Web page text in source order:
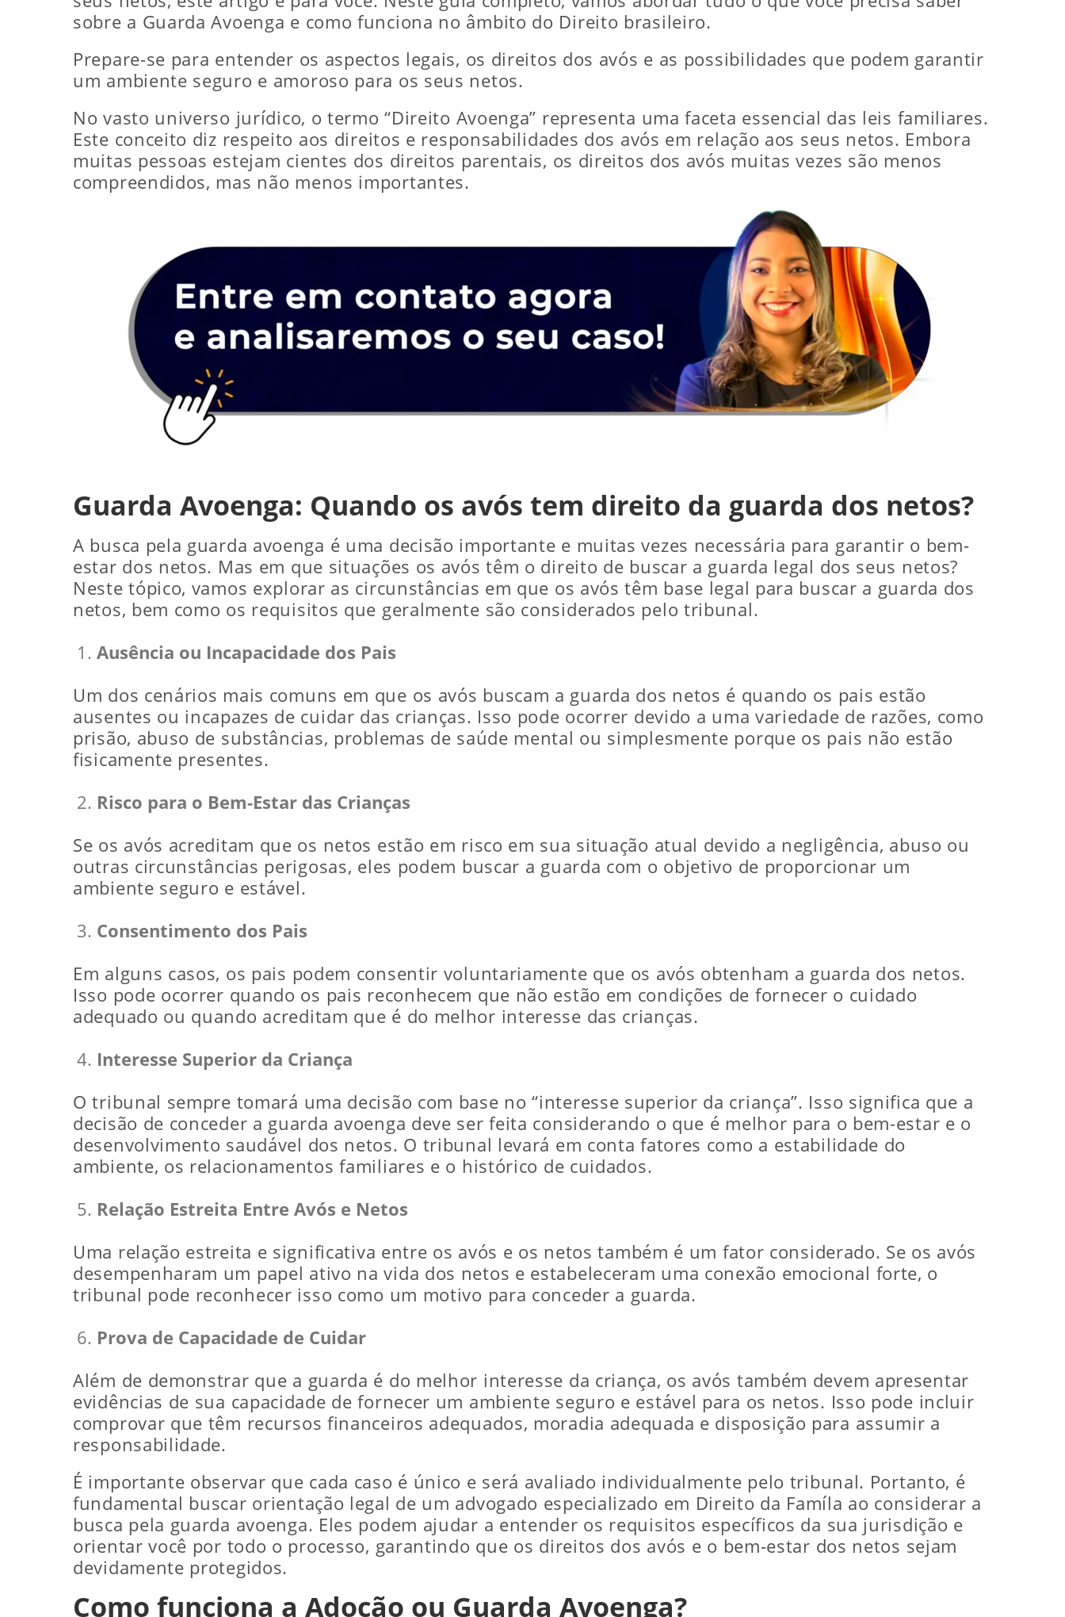
sobre a Guarda Avoenga e como funciona no âmbito do Direito brasileiro.
Prepare-se para entender os aspectos legais, os direitos dos avós e as possibilidades que podem garantir
um ambiente seguro e amoroso para os seus netos.
No vasto universo jurídico, o termo “Direito Avoenga” representa uma faceta essencial das leis familiares.
Este conceito diz respeito aos direitos e responsabilidades dos avós em relação aos seus netos. Embora
muitas pessoas estejam cientes dos direitos parentais, os direitos dos avós muitas vezes são menos
compreendidos, mas não menos importantes.
Guarda Avoenga: Quando os avós tem direito da guarda dos netos?
A busca pela guarda avoenga é uma decisão importante e muitas vezes necessária para garantir o bem-
estar dos netos. Mas em que situações os avós têm o direito de buscar a guarda legal dos seus netos?
Neste tópico, vamos explorar as circunstâncias em que os avós têm base legal para buscar a guarda dos
netos, bem como os requisitos que geralmente são considerados pelo tribunal.
Ausência ou Incapacidade dos Pais
Um dos cenários mais comuns em que os avós buscam a guarda dos netos é quando os pais estão
ausentes ou incapazes de cuidar das crianças. Isso pode ocorrer devido a uma variedade de razões, como
prisão, abuso de substâncias, problemas de saúde mental ou simplesmente porque os pais não estão
fisicamente presentes.
Risco para o Bem-Estar das Crianças
Se os avós acreditam que os netos estão em risco em sua situação atual devido a negligência, abuso ou
outras circunstâncias perigosas, eles podem buscar a guarda com o objetivo de proporcionar um
ambiente seguro e estável.
Consentimento dos Pais
Em alguns casos, os pais podem consentir voluntariamente que os avós obtenham a guarda dos netos.
Isso pode ocorrer quando os pais reconhecem que não estão em condições de fornecer o cuidado
adequado ou quando acreditam que é do melhor interesse das crianças.
Interesse Superior da Criança
O tribunal sempre tomará uma decisão com base no “interesse superior da criança”. Isso significa que a
decisão de conceder a guarda avoenga deve ser feita considerando o que é melhor para o bem-estar e o
desenvolvimento saudável dos netos. O tribunal levará em conta fatores como a estabilidade do
ambiente, os relacionamentos familiares e o histórico de cuidados.
Relação Estreita Entre Avós e Netos
Uma relação estreita e significativa entre os avós e os netos também é um fator considerado. Se os avós
desempenharam um papel ativo na vida dos netos e estabeleceram uma conexão emocional forte, o
tribunal pode reconhecer isso como um motivo para conceder a guarda.
Prova de Capacidade de Cuidar
Além de demonstrar que a guarda é do melhor interesse da criança, os avós também devem apresentar
evidências de sua capacidade de fornecer um ambiente seguro e estável para os netos. Isso pode incluir
comprovar que têm recursos financeiros adequados, moradia adequada e disposição para assumir a
responsabilidade.
É importante observar que cada caso é único e será avaliado individualmente pelo tribunal. Portanto, é
fundamental buscar orientação legal de um advogado especializado em Direito da Famíla ao considerar a
busca pela guarda avoenga. Eles podem ajudar a entender os requisitos específicos da sua jurisdição e
orientar você por todo o processo, garantindo que os direitos dos avós e o bem-estar dos netos sejam
devidamente protegidos.
Como funciona a Adoção ou Guarda Avoenga?